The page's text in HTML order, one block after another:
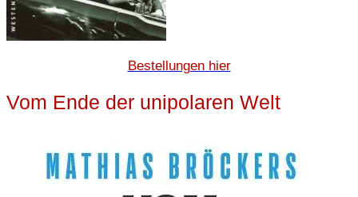
Bestellungen hier
Vom Ende der unipolaren Welt